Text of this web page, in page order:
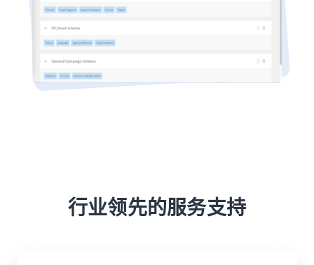
行业领先的服务支持